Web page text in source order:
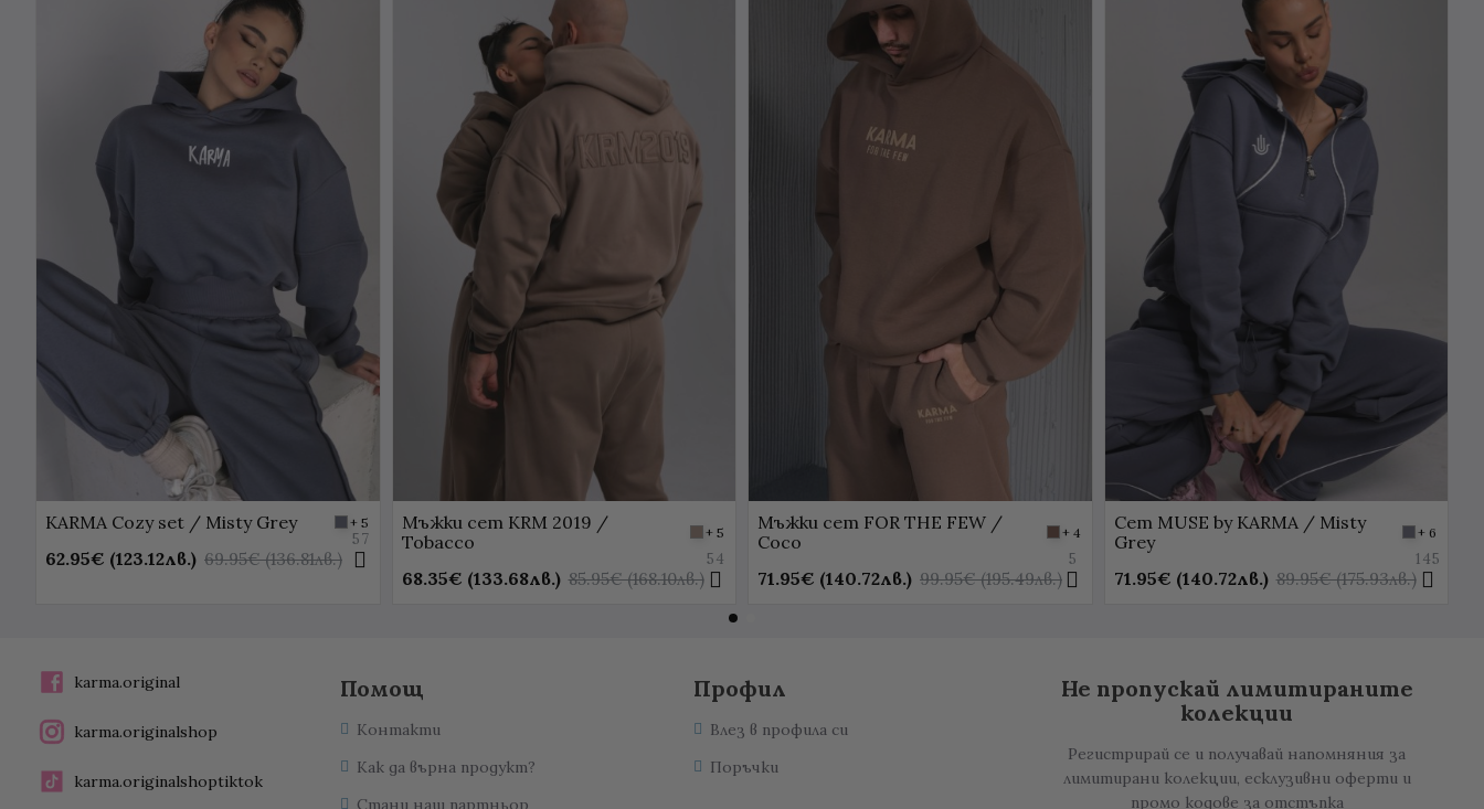
KARMA Cozy set / Misty Grey + 5
62.95€ (123.12лв.) 69.95€ (136.81лв.)
57
Мъжки сет KRM 2019 /
Tobacco
+ 5
68.35€ (133.68лв.) 85.95€ (168.10лв.)
54
Мъжки сет FOR THE FEW /
Coco
+ 4
71.95€ (140.72лв.) 99.95€ (195.49лв.)
5
Сет MUSE by KARMA / Misty
Grey
+ 6
71.95€ (140.72лв.) 89.95€ (175.93лв.)
145
karma.original
karma.originalshop
karma.originalshoptiktok
Помощ
Контакти
Как да върна продукт?
Стани наш партньор
Профил
Влез в профила си
Поръчки
Не пропускай лимитираните
колекции
Регистрирай се и получавай напомняния за
лимитирани колекции, есклузивни оферти и
промо кодове за отстъпка